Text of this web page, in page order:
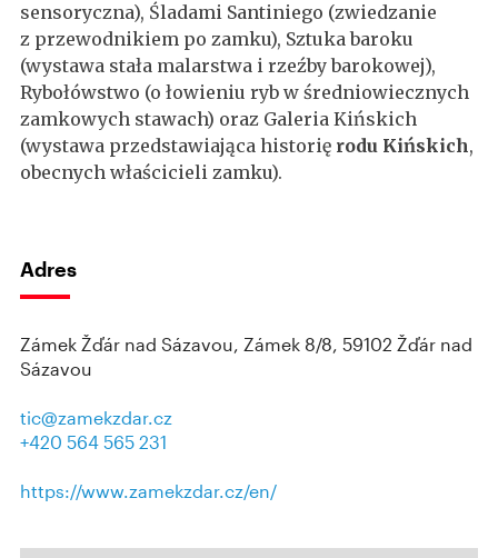
sensoryczna), Śladami Santiniego (zwiedzanie
z przewodnikiem po zamku), Sztuka baroku
(wystawa stała malarstwa i rzeźby barokowej),
Rybołówstwo (o łowieniu ryb w średniowiecznych
zamkowych stawach) oraz Galeria Kińskich
(wystawa przedstawiająca historię rodu Kińskich,
obecnych właścicieli zamku).
Adres
Zámek Žďár nad Sázavou, Zámek 8/8, 59102 Žďár nad
Sázavou
tic@zamekzdar.cz
+420 564 565 231
https://www.zamekzdar.cz/en/